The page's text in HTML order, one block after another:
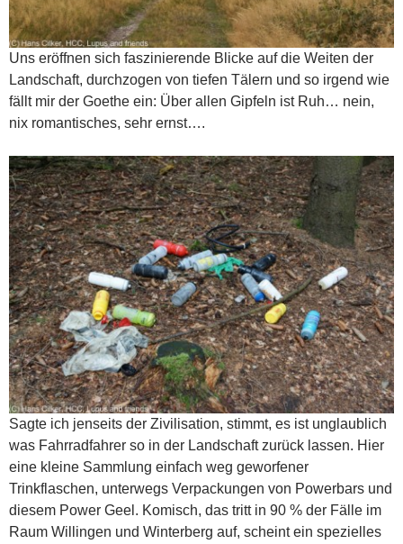
Uns eröffnen sich faszinierende Blicke auf die Weiten der
Landschaft, durchzogen von tiefen Tälern und so irgend wie
fällt mir der Goethe ein: Über allen Gipfeln ist Ruh… nein,
nix romantisches, sehr ernst….
Sagte ich jenseits der Zivilisation, stimmt, es ist unglaublich
was Fahrradfahrer so in der Landschaft zurück lassen. Hier
eine kleine Sammlung einfach weg geworfener
Trinkflaschen, unterwegs Verpackungen von Powerbars und
diesem Power Geel. Komisch, das tritt in 90 % der Fälle im
Raum Willingen und Winterberg auf, scheint ein spezielles